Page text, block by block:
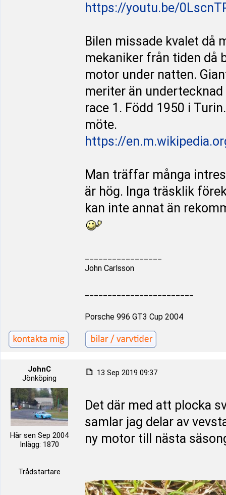
https://youtu.be/
Bilen missade kvalet då
mekaniker från tiden då
motor under natten.
meriter än
race 1. Född 1950 i
möte.
https://
Man träffar många
är hög. Inga träsklik
kan inte annat än
John Carlsson
Porsche 996 GT3 Cup 2004
JohnC
Jönköping
Här sen Sep 2004
Inlägg: 1870
Trådstartare
13 Sep 2019 09:37
Det där med att plocka
samlar jag delar av
ny motor till nästa